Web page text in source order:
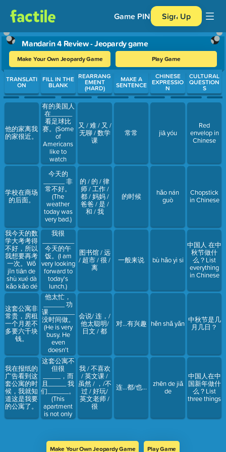
Game PIN Sign Up
Mandarin 4 Review - Jeopardy game
Make Your Own Jeopardy Game Play Game
Use arrow keys to move between questions. Press Enter or
TRANSLATI
ON
他的家离我
的家很近。
学校在商场
的后面。
我今天的数
学大考考得
不好，所以
我想要再考
一次。Wǒ
jīn tiān de
shù xué dà
kǎo kǎo dé
bù hǎo,
xiǎng yào
zài kǎo yī cì.
这套公寓非
常贵，房租
一个月差不
多要六千块
钱。
我在报纸的
广告看到这
套公寓的时
候，我就知
道这是我要
的公寓了。
FILL IN THE
BLANK
有的美国人
在______
看足球比
赛。(Some
of
Americans
like to
watch
football
during
Thanksgiving)
今天的
______ 非
常不好。
(The
weather
today was
very bad.)
我很
今天的午
饭。(I am
very looking
forward to
today's
lunch.)
他太忙，
______ 功
课 _______
没时间做。
(He is very
busy. He
even
doesn't
have time
to do the
homework.)
这套公寓不
但很
_____，而
且_____ 我
们______。
(This
apartment
is not only
very clean
raise pets.)
REARRANG
EMENT
(HARD)
又 / 难 / 又 /
无聊 / 数学
课
的 / 的 / 律
师 / 工作 /
都 / 妈妈 /
爸爸 / 是 /
和 / 我
图书馆 / 远
/ 超市 / 很 /
离
会说/ 连，/
他太聪明/
日文 / 都
我 / 不喜欢
/ 英文课 /
虽然 / ，/不
过 / 好玩/
英文老师 /
很
MAKE A
SENTENCE
常常
的时候
一般来说
对…有兴趣
连…都/也…
CHINESE
EXPRESSIO
N
jiā yóu
hǎo nán
guò
bù hǎo yì si
hěn shǎ yǎn
zhēn de jiǎ
de
CULTURAL
QUESTION
S
Red
envelop in
Chinese
Chopstick
in Chinese
中国人 在中
秋节做什
么？List
everything
in Chinese
中秋节是几
月几日？
中国人在中
国新年做什
么？List
three things
Make Your Own Jeopardy Game Play Game